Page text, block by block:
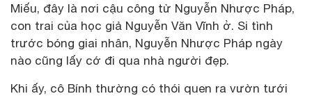
Miếu, đây là nơi cậu công tử Nguyễn Nhược Pháp,
con trai của học giả Nguyễn Văn Vĩnh ở. Si tình
trước bóng giai nhân, Nguyễn Nhược Pháp ngày
nào cũng lấy cớ đi qua nhà người đẹp.
Khi ấy, cô Bính thường có thói quen ra vườn tưới